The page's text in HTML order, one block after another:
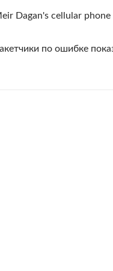
Dagan's cellular phone
по ошибке